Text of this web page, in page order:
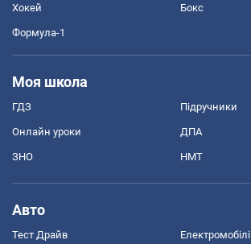
Хокей Бокс
Формула-1
Моя школа
ГДЗ Підручники
Онлайн уроки ДПА
ЗНО НМТ
Авто
Тест Драйв Електромобілі